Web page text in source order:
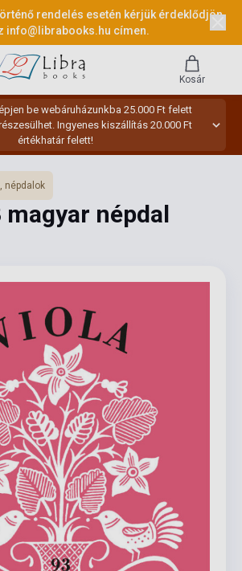
rendelés esetén kérjük érdeklődjön
info@librabooks.hu címen.
be webáruházunkba 25.000 Ft felett
Ingyenes kiszállítás 20.000 Ft
értékhatár felett!
Kosár
népdalok
magyar népdal